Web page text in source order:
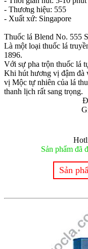
- Thương hiệu: 555
- Xuất xứ: Singapore
Thuốc lá Blend No. 555
Là một loại thuốc lá
1896.
Với sự pha trộn thuốc lá
Khi hút hương vị đậm đà
vị Mộc tự nhiên của lá
thanh lịch rất sang trọng.
Sản phẩm đã
Sản